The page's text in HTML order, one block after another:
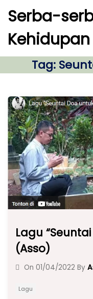
c
Serba-
Kehidupan
Tag:
Lagu
(Asso)
On 01/04/2022 By
Lagu